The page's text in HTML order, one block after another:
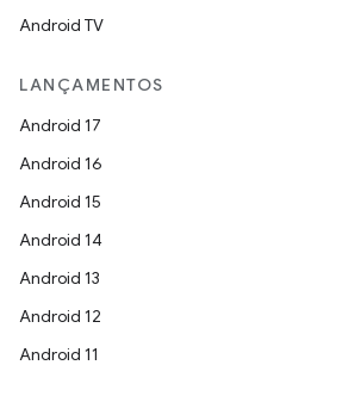
Android TV
LANÇAMENTOS
Android 17
Android 16
Android 15
Android 14
Android 13
Android 12
Android 11